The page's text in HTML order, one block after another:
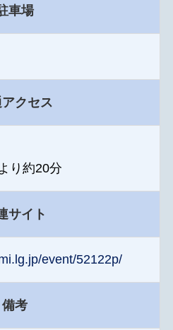
車場
クセス
り約20分
サイト
event/52122p/
備考